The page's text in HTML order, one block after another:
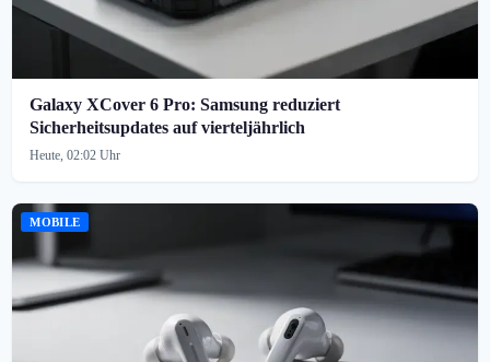
Galaxy XCover 6 Pro: Samsung reduziert
Sicherheitsupdates auf vierteljährlich
Heute, 02:02 Uhr
MOBILE